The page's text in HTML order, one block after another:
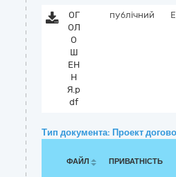
ОГ
ОЛ
О
Ш
ЕН
Н
Я.p
df
публічний
Тип документа: Проект
ФАЙЛ ПРИВАТНІСТЬ